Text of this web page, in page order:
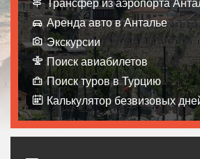
Трансфер из аэропорта
Аренда авто в Анталье
Экскурсии
Поиск авиабилетов
Поиск туров в Турцию
Калькулятор безвизовых